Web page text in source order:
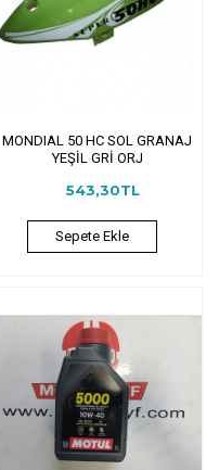
MONDIAL 50 HC SOL GRANAJ
YEŞİL GRİ ORJ
543,30TL
Sepete Ekle